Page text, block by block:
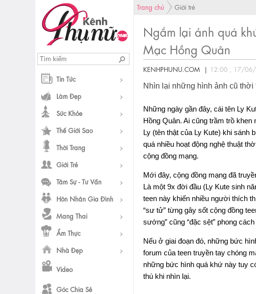
Tin Tức
Làm Đẹp
Sức Khỏe
Thế Giới Sao
Thời Trang
Giới Trẻ
Tâm Sự - Tư Vấn
Hôn Nhân Gia Đình
Mang Thai
Ẩm Thực
Nhà Đẹp
Video
Góc Chia Sẻ
Trang chủ Giới trẻ
Ngắm lại ảnh quá
Mạc Hồng Quân
KENHPHUNU.COM | 12:00 , 17/
Nhìn lại những hình ảnh cũ thời
Những ngày gần đây, cái tên Ly
Hồng Quân. Ai cũng trầm trồ
Ly (tên thật của Ly Kute) khi sánh
quá nhiều hoạt động nghệ thuật
cộng đồng mạng.
Mới đây, cộng đồng mạng đã
Là một 9x đời đầu (Ly Kute sinh
teen này khiến nhiều người thích
“sư tử” từng gây sốt cộng đồng
sướng” cũng “đặc sệt” phong
Nếu ở giai đoạn đó, những bức
forum của teen truyền tay chóng
những bức hình quá khứ này tuy
thú khi nhìn lại.